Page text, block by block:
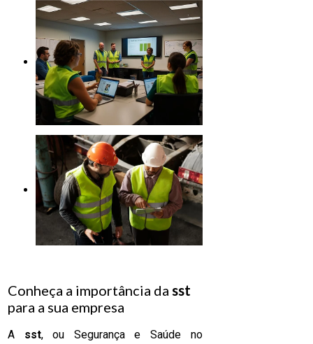
Conheça a importância dasst
para a sua empresa
A sst, ou Segurança e Saúde no